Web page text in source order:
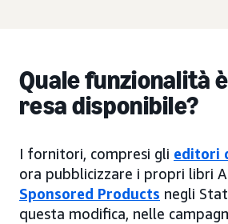
Quale funzionalità
resa disponibile?
I fornitori, compresi gli editori
ora pubblicizzare i propri libri
Sponsored Products negli
questa modifica, nelle